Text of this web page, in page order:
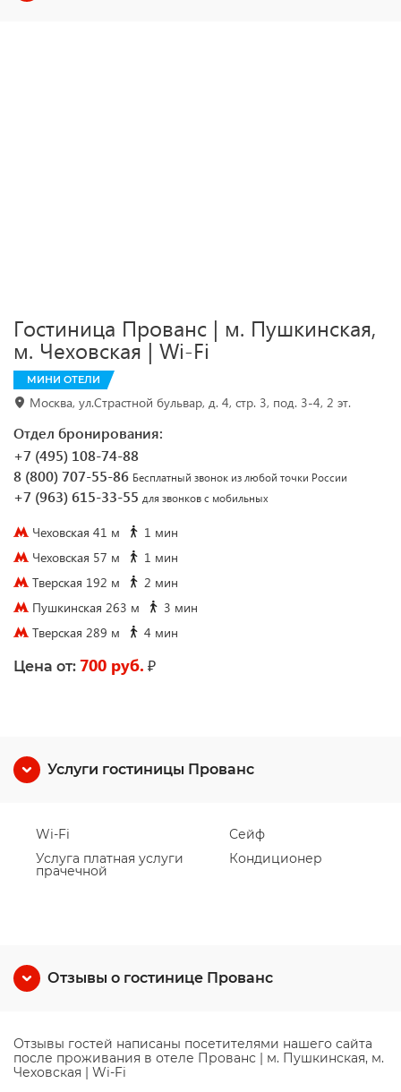
Гостиница Прованс | м. Пушкинская,
м. Чеховская | Wi-Fi
МИНИ ОТЕЛИ
Москва, ул.Страстной бульвар, д. 4, стр. 3, под. 3-4, 2 эт.
Отдел бронирования:
+7 (495) 108-74-88
8 (800) 707-55-86 Бесплатный звонок из любой точки России
+7 (963) 615-33-55 для звонков с мобильных
Чеховская 41 м
1 мин
Чеховская 57 м
1 мин
Тверская 192 м
2 мин
Пушкинская 263 м
3 мин
Тверская 289 м
4 мин
Цена от: 700 руб. ₽
Услуги гостиницы Прованс
Wi-Fi
Услуга платная услуги
прачечной
Сейф
Кондиционер
Отзывы о гостинице Прованс
Отзывы гостей написаны посетителями нашего сайта
после проживания в отеле Прованс | м. Пушкинская, м.
Чеховская | Wi-Fi